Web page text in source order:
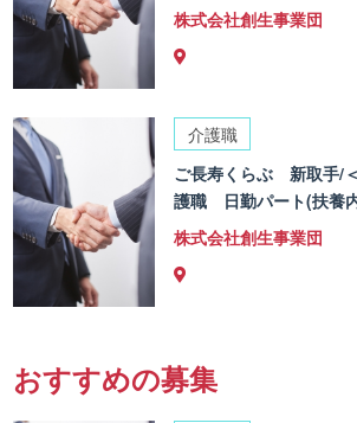
株式会社創生事業団
介護職
ご長寿くらぶ 新取手/
護職 日勤パート(扶養
株式会社創生事業団
おすすめの募集